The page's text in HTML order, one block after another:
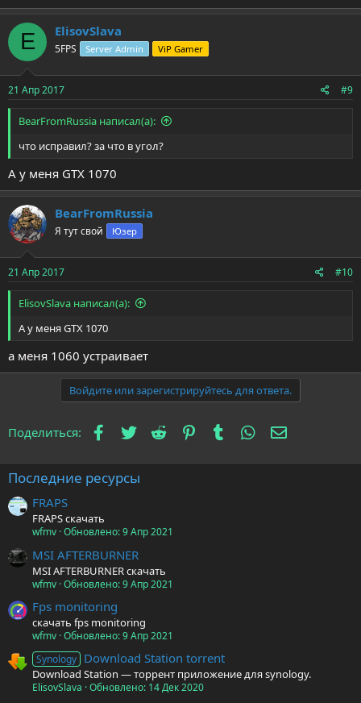
E ElisovSlava
5FPS Server Admin ViP Gamer
21 Апр 2017 #9
BearFromRussia написал(а):
что исправил? за что в угол?
А у меня GTX 1070
BearFromRussia
Я тут свой Юзер
21 Апр 2017 #10
ElisovSlava написал(а):
А у меня GTX 1070
а меня 1060 устраивает
Войдите или зарегистрируйтесь для ответа.
Поделиться: Facebook
Twitter Reddit PinterestTumblr WhatsApp
Последние ресурсы
FRAPS
FRAPS скачать
wfmv Обновлено:9 Апр 2021
MSI AFTERBURNER
MSI AFTERBURNER скачать
wfmv Обновлено:9 Апр 2021
Fps monitoring
скачать fps monitoring
wfmv Обновлено:9 Апр 2021
Synology Download Station torrent
Download Station — торрент приложение для synology.
ElisovSlava Обновлено: 14 Дек 2020